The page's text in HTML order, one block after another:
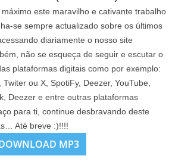
este maravilho e cativante trabalho
se sempre actualizado sobre os últimos
diariamente o nosso site
não se esqueça de seguir e escutar o
plataformas digitais como por exemplo:
ou X, SpotiFy, Deezer, YouTube,
Deezer e entre outras plataformas
para ti, continue desbravando deste
Até breve :)!!!!
MP3